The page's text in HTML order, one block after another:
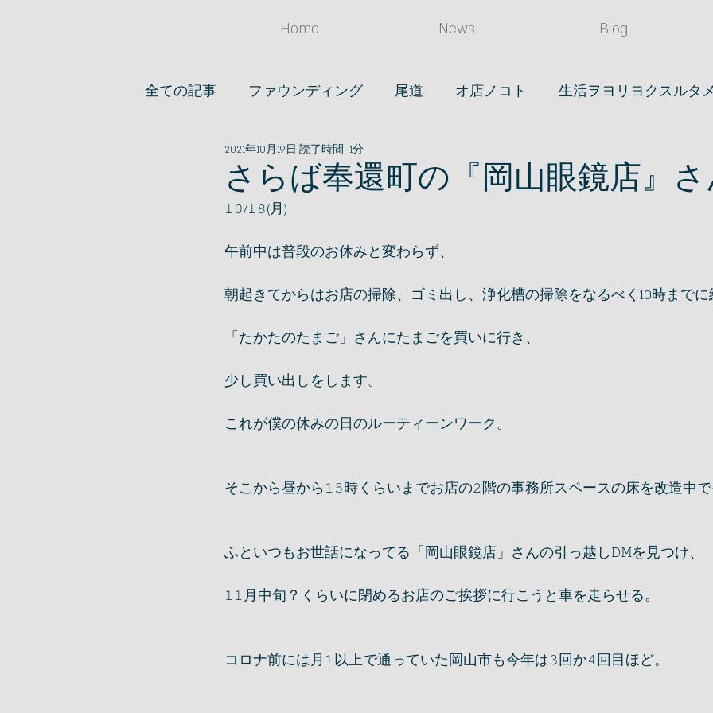
Home News Blog
全ての記事 ファウンディング 尾道 オ店ノコト 生活ヲヨリヨクスルタ
オススメノオ店 アイデア(タベル)
ファッション
さらば奉還町の『岡山眼鏡店』さ
2021年10月19日 読了時間: 1分
𝟷𝟶/𝟷𝟾(月)
午前中は普段のお休みと変わらず、
朝起きてからはお店の掃除、ゴミ出し、浄化槽の掃除をなるべく10時までに
「たかたのたまご」さんにたまごを買いに行き、
少し買い出しをします。
これが僕の休みの日のルーティーンワーク。
そこから昼から𝟷𝟻時くらいまでお店の𝟸階の事務所スペースの床を改造中で
ふといつもお世話になってる「岡山眼鏡店」さんの引っ越し𝙳𝙼を見つけ、
𝟷𝟷月中旬？くらいに閉めるお店のご挨拶に行こうと車を走らせる。
コロナ前には月𝟷以上で通っていた岡山市も今年は𝟹回か𝟺回目ほど。